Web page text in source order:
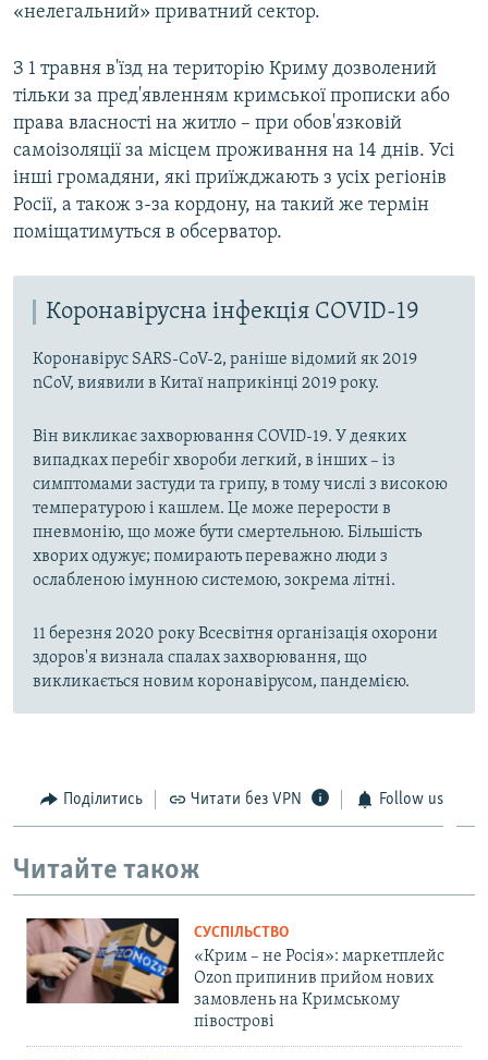
«нелегальний» приватний сектор.
З 1 травня в'їзд на територію Криму дозволений
тільки за пред'явленням кримської прописки або
права власності на житло – при обов'язковій
самоізоляції за місцем проживання на 14 днів. Усі
інші громадяни, які приїжджають з усіх регіонів
Росії, а також з-за кордону, на такий же термін
поміщатимуться в обсерватор.
Коронавірусна інфекція COVID-19
Коронавірус SARS-CoV-2, раніше відомий як 2019
nCoV, виявили в Китаї наприкінці 2019 року.
Він викликає захворювання COVID-19. У деяких
випадках перебіг хвороби легкий, в інших – із
симптомами застуди та грипу, в тому числі з високою
температурою і кашлем. Це може перерости в
пневмонію, що може бути смертельною. Більшість
хворих одужує; помирають переважно люди з
ослабленою імунною системою, зокрема літні.
11 березня 2020 року Всесвітня організація охорони
здоров'я визнала спалах захворювання, що
викликається новим коронавірусом, пандемією.
Поділитись Читати без VPN Follow us
Читайте також
СУСПІЛЬСТВО
«Крим – не Росія»: маркетплейс
Ozon припинив прийом нових
замовлень на Кримському
півострові